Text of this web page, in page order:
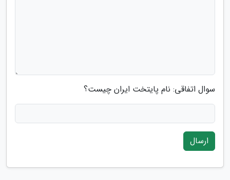
سوال اتفاقی: نام پایتخت ایران چیست؟
ارسال